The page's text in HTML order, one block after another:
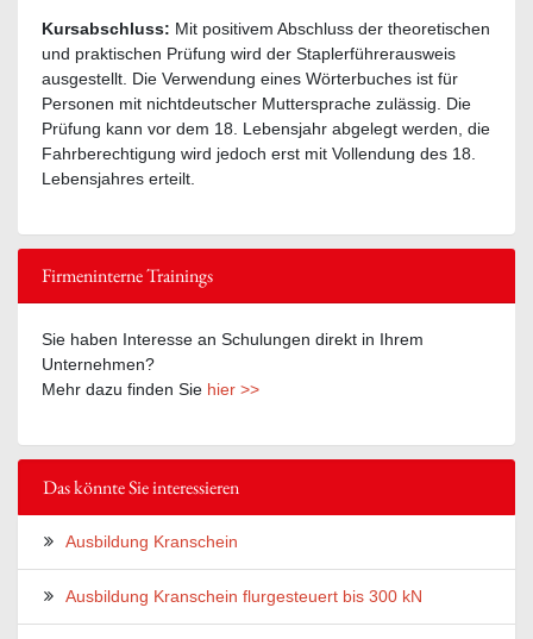
Kursabschluss: Mit positivem Abschluss der theoretischen
und praktischen Prüfung wird der Staplerführerausweis
ausgestellt. Die Verwendung eines Wörterbuches ist für
Personen mit nichtdeutscher Muttersprache zulässig. Die
Prüfung kann vor dem 18. Lebensjahr abgelegt werden, die
Fahrberechtigung wird jedoch erst mit Vollendung des 18.
Lebensjahres erteilt.
Firmeninterne Trainings
Sie haben Interesse an Schulungen direkt in Ihrem
Unternehmen?
Mehr dazu finden Sie hier >>
Das könnte Sie interessieren
Ausbildung Kranschein
Ausbildung Kranschein flurgesteuert bis 300 kN